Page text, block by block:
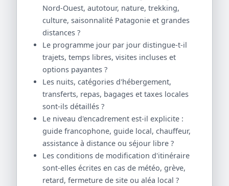
Nord-Ouest, autotour, nature, trekking,
culture, saisonnalité Patagonie et grandes
distances ?
Le programme jour par jour distingue-t-il
trajets, temps libres, visites incluses et
options payantes ?
Les nuits, catégories d'hébergement,
transferts, repas, bagages et taxes locales
sont-ils détaillés ?
Le niveau d'encadrement est-il explicite :
guide francophone, guide local, chauffeur,
assistance à distance ou séjour libre ?
Les conditions de modification d'itinéraire
sont-elles écrites en cas de météo, grève,
retard, fermeture de site ou aléa local ?